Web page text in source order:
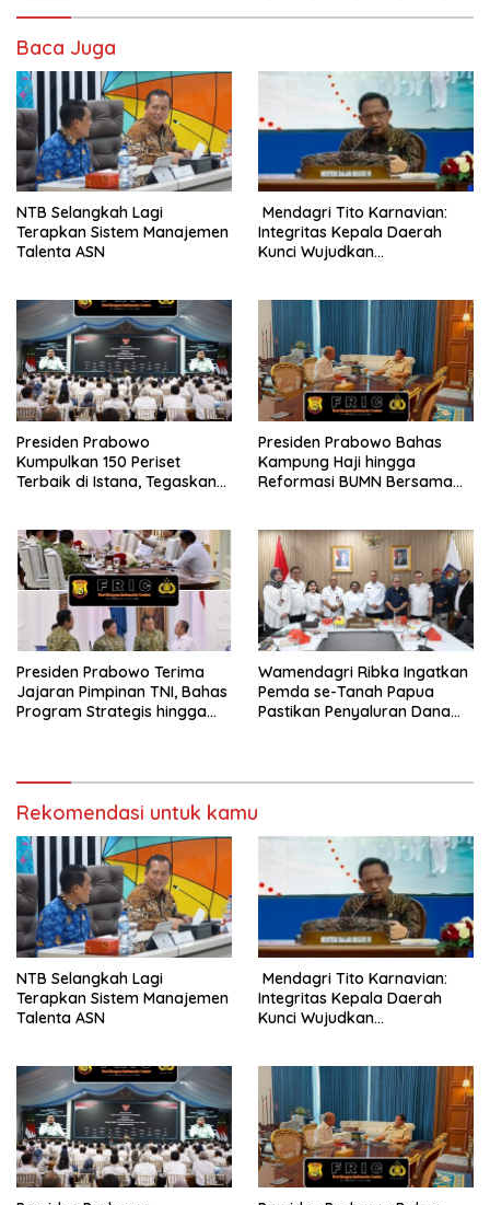
Baca Juga
NTB Selangkah Lagi
Terapkan Sistem Manajemen
Talenta ASN
Mendagri Tito Karnavian:
Integritas Kepala Daerah
Kunci Wujudkan
Presiden Prabowo
Kumpulkan 150 Periset
Terbaik di Istana, Tegaskan
Presiden Prabowo Bahas
Kampung Haji hingga
Reformasi BUMN Bersama
Presiden Prabowo Terima
Jajaran Pimpinan TNI, Bahas
Program Strategis hingga
Wamendagri Ribka Ingatkan
Pemda se-Tanah Papua
Pastikan Penyaluran Dana
Rekomendasi untuk kamu
NTB Selangkah Lagi
Terapkan Sistem Manajemen
Talenta ASN
Mendagri Tito Karnavian:
Integritas Kepala Daerah
Kunci Wujudkan